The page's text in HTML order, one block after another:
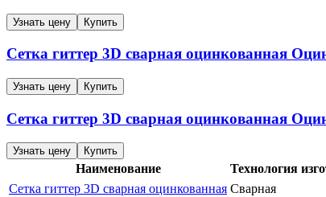
Узнать цену Купить
Сетка гиттер 3D сварная оцинкованная
Узнать цену Купить
Сетка гиттер 3D сварная оцинкованная
Узнать цену Купить
Наименование Технология
Сетка гиттер 3D сварная оцинкованная Сварная